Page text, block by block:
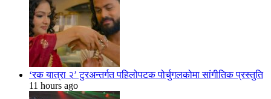
‘रक यात्रा २’ टुरअन्तर्गत पहिलोपटक पोर्चुगलकोमा सांगीतिक प्रस्तुति
11 hours ago